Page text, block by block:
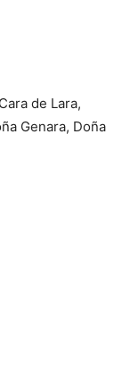
de Lara,
Genara, Doña